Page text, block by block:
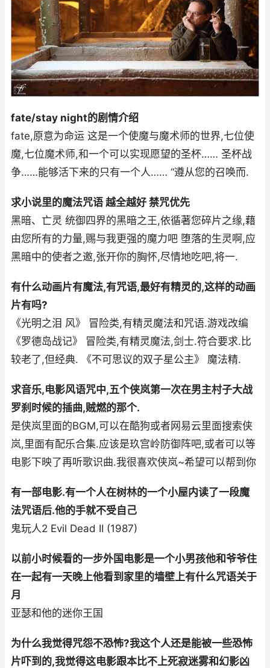
fate/stay night的剧情介绍
fate,原意为命运 这是一个使魔与魔术师的世界,七位使
魔,七位魔术师,和一个可以实现愿望的圣杯…… 圣杯战
争……能够活下来的只有一个人…… “遵从您的召唤而.
求小说里的魔法咒语 越全越好 禁咒优先
黑暗、亡灵 统御四界的黑暗之王,依循著您碎片之缘,藉
由您所有的力量,赐与我更强的魔力吧 堕落的生灵啊,应
黑暗中的使者之邀,张开你的胸怀,尽情地吃吧,将一.
有什么动画片有魔法,有咒语,最好有精灵的,这样的动画
片有吗?
《光明之泪 风》 冒险类,有精灵魔法和咒语.游戏改编
《罗德岛战记》 冒险类,有精灵魔法,剑士.符合要求.比
较老了,但经典. 《不可思议的双子星公主》 魔法精.
求音乐,电影风语咒中,五个侠岚第一次在男主村子大战
罗刹时候的插曲,贼燃的那个.
是侠岚里面的BGM,可以在酷狗或者网易云里面搜索侠
岚,里面有配乐合集.应该是玖宫岭防御阵吧,或者可以等
电影下映了再听歌识曲.我很喜欢侠岚~希望可以帮到你
有一部电影.有一个人在树林的一个小屋内读了一段魔
法咒语后.他的手就不受自己
鬼玩人2 Evil Dead II (1987)
以前小时候看的一步外国电影是一个小男孩他和爷爷住
在一起有一天晚上他看到家里的墙壁上有什么咒语关于
月
亚瑟和他的迷你王国
为什么我觉得咒怨不恐怖?我这个人还是能被一些恐怖
片吓到的,我觉得这电影跟本比不上死寂迷雾和幻影凶